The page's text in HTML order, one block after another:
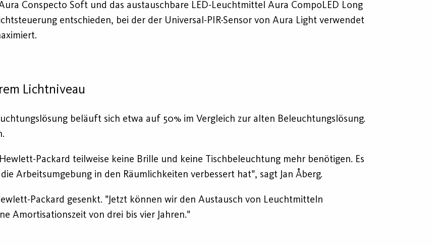
Conspecto Soft und das austauschbare LED-Leuchtmittel Aura CompoLED Long
entschieden, bei der der Universal-PIR-Sensor von Aura Light verwendet
Lichtniveau
beläuft sich etwa auf 50% im Vergleich zur alten Beleuchtungslösung.
Packard teilweise keine Brille und keine Tischbeleuchtung mehr benötigen. Es
Arbeitsumgebung in den Räumlichkeiten verbessert hat", sagt Jan Åberg.
Packard gesenkt. "Jetzt können wir den Austausch von Leuchtmitteln
Amortisationszeit von drei bis vier Jahren."